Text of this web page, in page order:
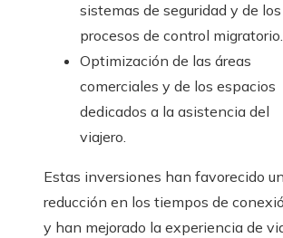
sistemas de seguridad y de los
procesos de control migratorio.
Optimización de las áreas
comerciales y de los espacios
dedicados a la asistencia del
viajero.
Estas inversiones han favorecido
reducción en los tiempos de
y han mejorado la experiencia de